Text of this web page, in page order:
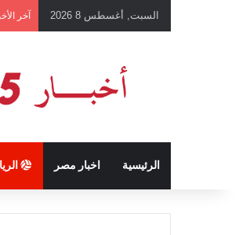
السبت, أغسطس 8 2026 آخر
الرئيسية اخبار مصر